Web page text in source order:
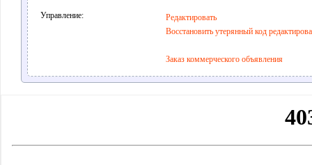
Управление:
Редактировать
Восстановить утерянный код
Заказ коммерческого объявления